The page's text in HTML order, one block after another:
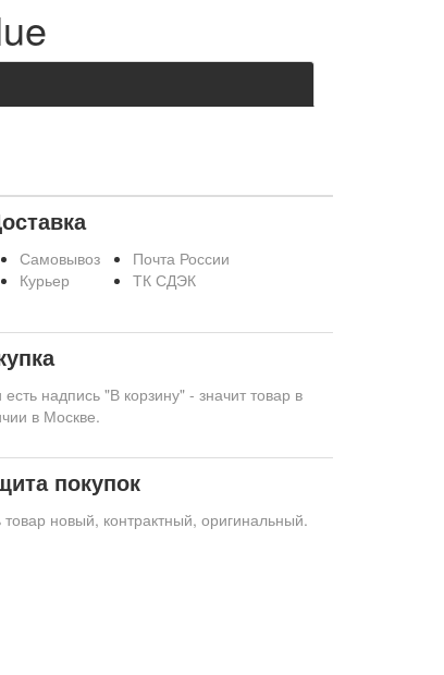
Самовывоз
Курьер
Почта России
ТК СДЭК
есть надпись "В корзину" - значит товар в
в Москве.
покупок
товар новый, контрактный, оригинальный.